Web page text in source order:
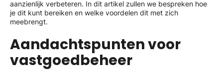
aanzienlijk verbeteren. In dit artikel zullen we bespreken hoe
je dit kunt bereiken en welke voordelen dit met zich
meebrengt.
Aandachtspunten voor
vastgoedbeheer